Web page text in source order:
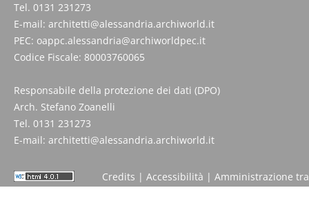
Tel. 0131 231273
E-mail: architetti@alessandria.archiworld.it
PEC: oappc.alessandria@archiworldpec.it
Codice Fiscale: 80003760065
Responsabile della protezione dei dati (DPO)
Arch. Stefano Zoanelli
Tel. 0131 231273
E-mail: architetti@alessandria.archiworld.it
Credits | Accessibilità | Amministrazione